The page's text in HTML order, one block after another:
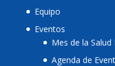
Equipo
Eventos
Mes de la Salud
Agenda de